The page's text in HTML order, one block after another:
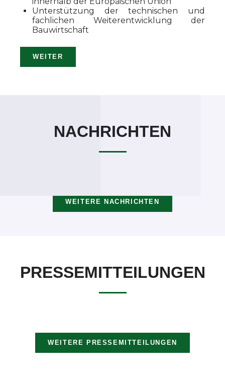
Unterstützung der technischen und
fachlichen Weiterentwicklung der
Bauwirtschaft
WEITER
NACHRICHTEN
WEITERE NACHRICHTEN
PRESSEMITTEILUNGEN
WEITERE PRESSEMITTEILUNGEN